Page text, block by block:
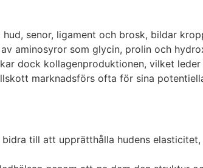
senor, ligament och brosk, bildar
aminosyror som glycin, prolin och
dock kollagenproduktionen, vilket
marknadsförs ofta för sina
till att upprätthålla hudens